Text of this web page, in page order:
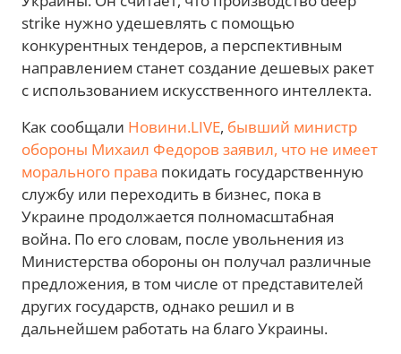
strike нужно удешевлять с помощью
конкурентных тендеров, а перспективным
направлением станет создание дешевых ракет
с использованием искусственного интеллекта.
Как сообщали Новини.LIVE, бывший министр
обороны Михаил Федоров заявил, что не имеет
морального права покидать государственную
службу или переходить в бизнес, пока в
Украине продолжается полномасштабная
война. По его словам, после увольнения из
Министерства обороны он получал различные
предложения, в том числе от представителей
других государств, однако решил и в
дальнейшем работать на благо Украины.